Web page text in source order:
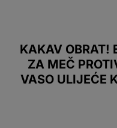
KAKAV OBRAT!
ZA MEČ
VASO ULIJEĆE